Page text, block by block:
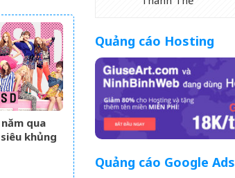
qua
khủng
Quảng cáo Hosting
Quảng cáo Google Ads